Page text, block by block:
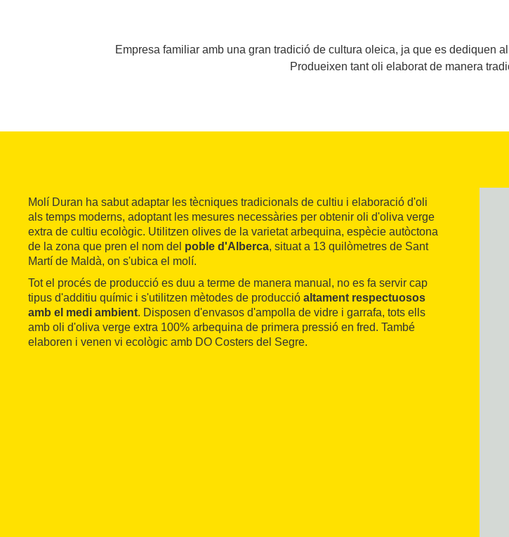
Empresa familiar amb una gran tradició de cultura oleica, ja que es dediquen
Produeixen tant oli elaborat de manera
Molí Duran ha sabut adaptar les tècniques tradicionals de cultiu i elaboració d'oli
als temps moderns, adoptant les mesures necessàries per obtenir oli d'oliva verge
extra de cultiu ecològic. Utilitzen olives de la varietat arbequina, espècie autòctona
de la zona que pren el nom del poble d'Alberca, situat a 13 quilòmetres de Sant
Martí de Maldà, on s'ubica el molí.
Tot el procés de producció es duu a terme de manera manual, no es fa servir cap
tipus d'additiu químic i s'utilitzen mètodes de producció altament respectuosos
amb el medi ambient. Disposen d'envasos d'ampolla de vidre i garrafa, tots ells
amb oli d'oliva verge extra 100% arbequina de primera pressió en fred. També
elaboren i venen vi ecològic amb DO Costers del Segre.